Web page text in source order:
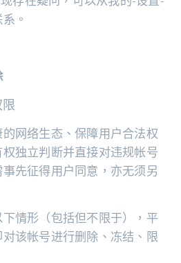
。
网络生态、保障用户合法权
独立判断并直接对违规帐号
先征得用户同意，亦无须另
情形（包括但不限于），平
该帐号进行删除、冻结、限